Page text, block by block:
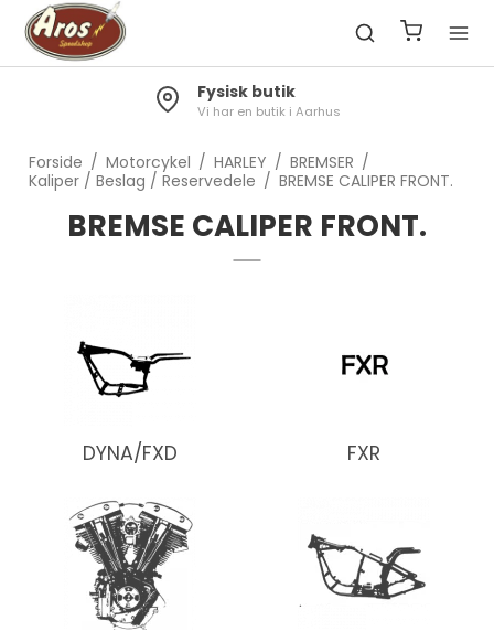
Fysisk butik
Vi har en butik i Aarhus
Forside / Motorcykel / HARLEY / BREMSER /
Kaliper / Beslag / Reservedele / BREMSE CALIPER FRONT.
BREMSE CALIPER FRONT.
DYNA/FXD FXR